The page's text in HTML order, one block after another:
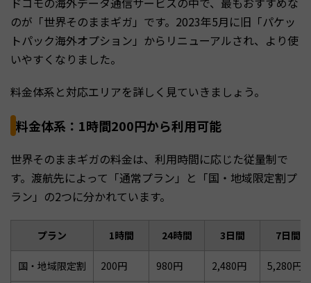
のが「世界そのままギガ」です。2023年5月に旧「パケッ
トパック海外オプション」からリニューアルされ、より使
いやすくなりました。
料金体系と対応エリアを詳しく見ていきましょう。
料金体系：1時間200円から利用可能
世界そのままギガの料金は、利用時間に応じた従量制で
す。渡航先によって「通常プラン」と「国・地域限定割プ
ラン」の2つに分かれています。
プラン 1時間 24時間 3日間 7日間
国・地域限定割 200円 980円 2,480円 5,280円